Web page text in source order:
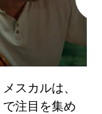
スカルは、
注目を集め